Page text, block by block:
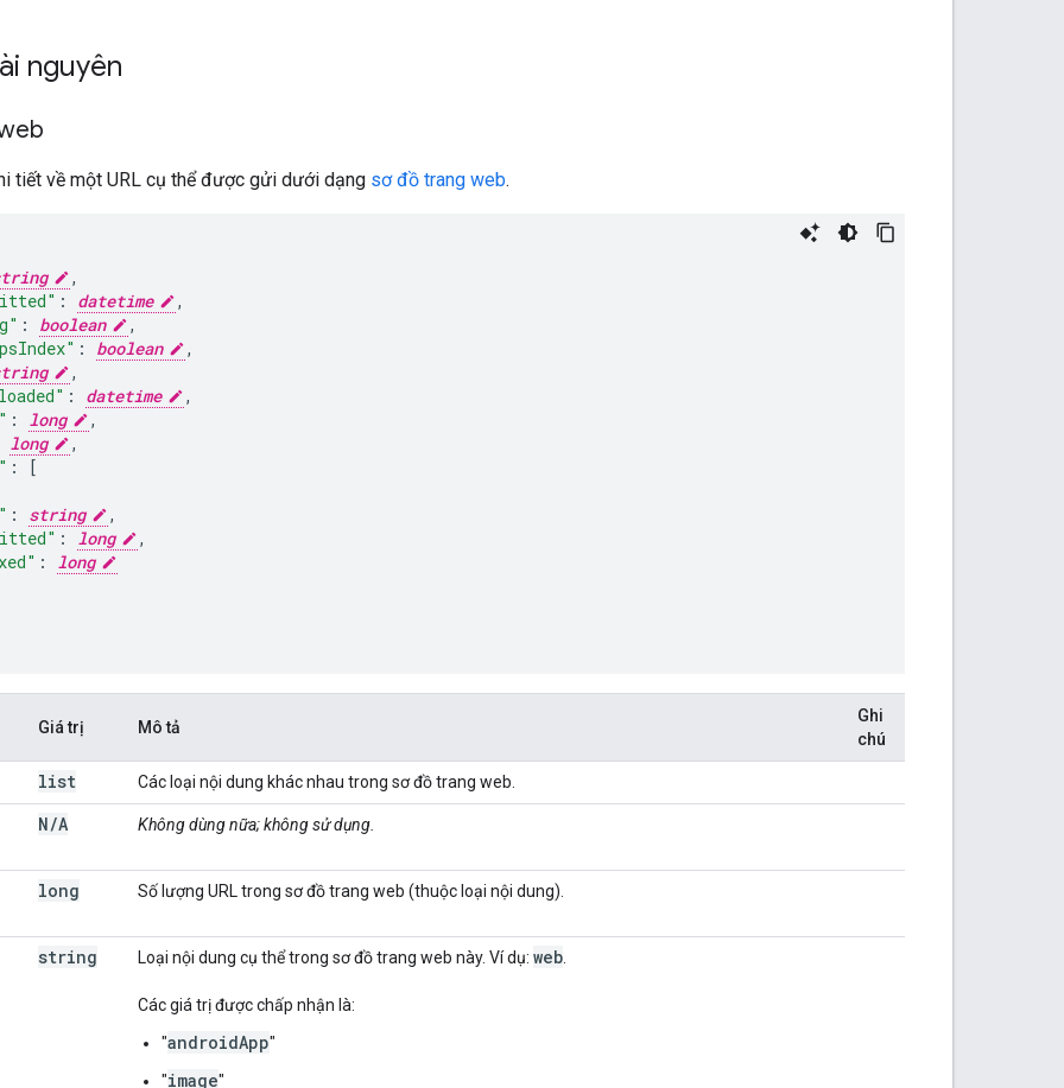
nguyên
tiết về một URL cụ thể được gửi dưới dạng sơ đồ trang web.
,
: datetime
,
: boolean
,
: boolean
,
,
: datetime
,
: long
,
long
,
:
[
: string
,
: long
,
:
long
Giá trị Mô tả
Ghi
chú
list Các loại nội dung khác nhau trong sơ đồ trang web.
N/A Không dùng nữa; không sử dụng.
long Số lượng URL trong sơ đồ trang web (thuộc loại nội dung).
string Loại nội dung cụ thể trong sơ đồ trang web này. Ví dụ: web
Các giá trị được chấp nhận là:
"androidApp"
"image"